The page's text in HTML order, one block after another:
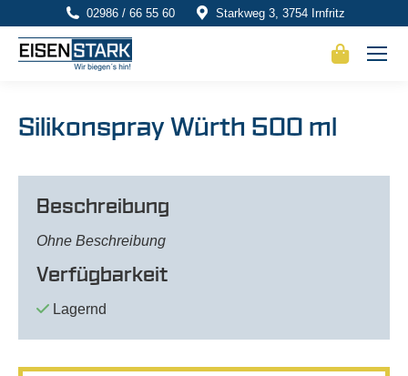
02986 / 66 55 60 Starkweg 3, 3754 Irnfritz
Silikonspray Würth 500 ml
Beschreibung
Ohne Beschreibung
Verfügbarkeit
Lagernd